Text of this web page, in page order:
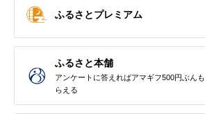
ふるさとプレミアム
ふるさと本舗
アンケートに答えればアマギフ500円ぶんも
らえる